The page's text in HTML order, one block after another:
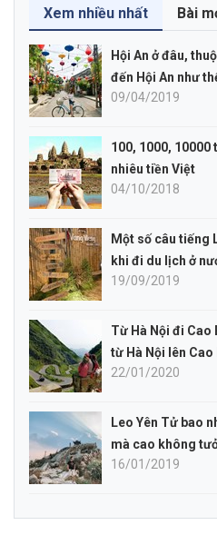
Xem nhiều nhất Bài
Hội An ở đâu,
đến Hội An như
09/04/2019
100, 1000,
nhiêu tiền Việt
04/10/2018
Một số câu tiếng
khi đi du lịch ở
19/09/2019
Từ Hà Nội đi Cao
từ Hà Nội lên Cao
22/01/2020
Leo Yên Tử bao
mà cao không
16/01/2019